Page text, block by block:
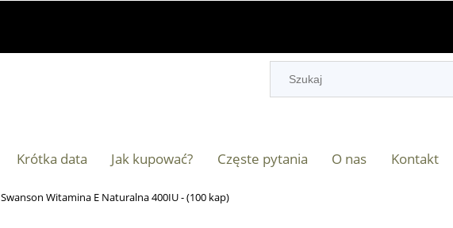
Krótka data Jak kupować? Częste pytania O nas Kontakt
Swanson Witamina E Naturalna 400IU - (100 kap)